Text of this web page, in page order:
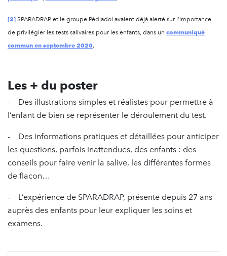
[2] SPARADRAP et le groupe Pédiadol avaient déjà alerté sur l’importance
de privilégier les tests salivaires pour les enfants, dans un communiqué
commun en septembre 2020.
Les + du poster
- Des illustrations simples et réalistes pour permettre à
l’enfant de bien se représenter le déroulement du test.
- Des informations pratiques et détaillées pour anticiper
les questions, parfois inattendues, des enfants : des
conseils pour faire venir la salive, les différentes formes
de flacon…
- L’expérience de SPARADRAP, présente depuis 27 ans
auprès des enfants pour leur expliquer les soins et
examens.